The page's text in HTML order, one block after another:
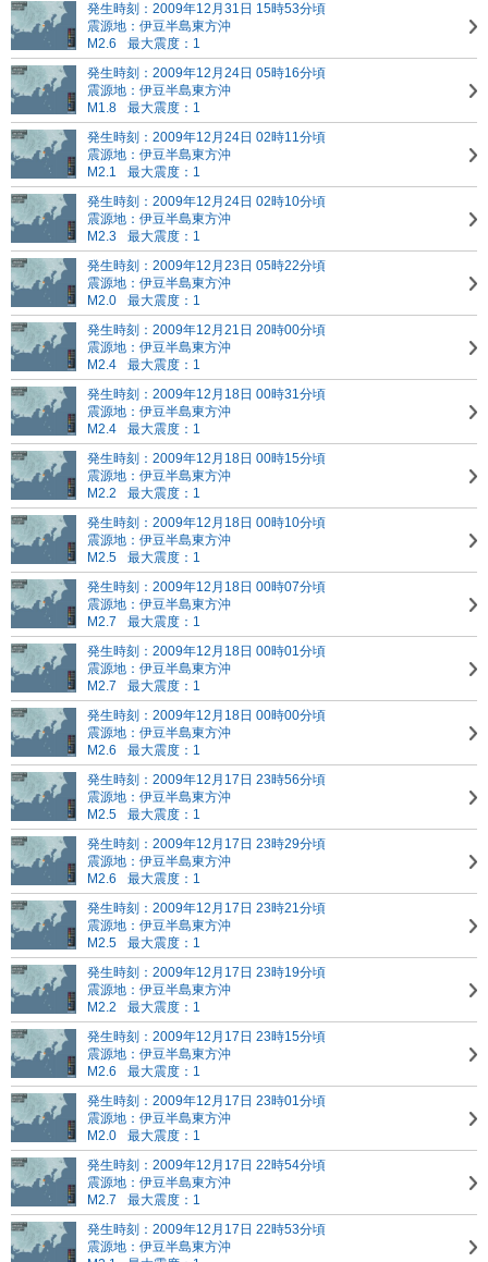
発生時刻：2009年12月31日 15時53分頃
震源地：伊豆半島東方沖
M2.6
最大震度：1
発生時刻：2009年12月24日 05時16分頃
震源地：伊豆半島東方沖
M1.8
最大震度：1
発生時刻：2009年12月24日 02時11分頃
震源地：伊豆半島東方沖
M2.1
最大震度：1
発生時刻：2009年12月24日 02時10分頃
震源地：伊豆半島東方沖
M2.3
最大震度：1
発生時刻：2009年12月23日 05時22分頃
震源地：伊豆半島東方沖
M2.0
最大震度：1
発生時刻：2009年12月21日 20時00分頃
震源地：伊豆半島東方沖
M2.4
最大震度：1
発生時刻：2009年12月18日 00時31分頃
震源地：伊豆半島東方沖
M2.4
最大震度：1
発生時刻：2009年12月18日 00時15分頃
震源地：伊豆半島東方沖
M2.2
最大震度：1
発生時刻：2009年12月18日 00時10分頃
震源地：伊豆半島東方沖
M2.5
最大震度：1
発生時刻：2009年12月18日 00時07分頃
震源地：伊豆半島東方沖
M2.7
最大震度：1
発生時刻：2009年12月18日 00時01分頃
震源地：伊豆半島東方沖
M2.7
最大震度：1
発生時刻：2009年12月18日 00時00分頃
震源地：伊豆半島東方沖
M2.6
最大震度：1
発生時刻：2009年12月17日 23時56分頃
震源地：伊豆半島東方沖
M2.5
最大震度：1
発生時刻：2009年12月17日 23時29分頃
震源地：伊豆半島東方沖
M2.6
最大震度：1
発生時刻：2009年12月17日 23時21分頃
震源地：伊豆半島東方沖
M2.5
最大震度：1
発生時刻：2009年12月17日 23時19分頃
震源地：伊豆半島東方沖
M2.2
最大震度：1
発生時刻：2009年12月17日 23時15分頃
震源地：伊豆半島東方沖
M2.6
最大震度：1
発生時刻：2009年12月17日 23時01分頃
震源地：伊豆半島東方沖
M2.0
最大震度：1
発生時刻：2009年12月17日 22時54分頃
震源地：伊豆半島東方沖
M2.7
最大震度：1
発生時刻：2009年12月17日 22時53分頃
震源地：伊豆半島東方沖